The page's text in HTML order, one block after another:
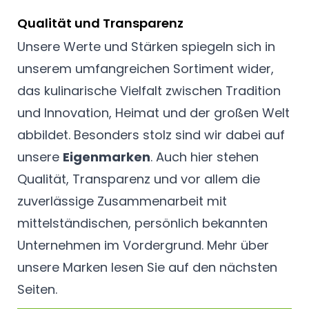
Qualität und Transparenz
Unsere Werte und Stärken spiegeln sich in
unserem umfangreichen Sortiment wider,
das kulinarische Vielfalt zwischen Tradition
und Innovation, Heimat und der großen Welt
abbildet. Besonders stolz sind wir dabei auf
unsere Eigenmarken. Auch hier stehen
Qualität, Transparenz und vor allem die
zuverlässige Zusammenarbeit mit
mittelständischen, persönlich bekannten
Unternehmen im Vordergrund. Mehr über
unsere Marken lesen Sie auf den nächsten
Seiten.